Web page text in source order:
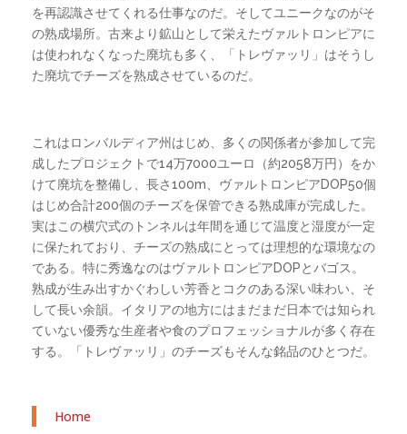
を再認識させてくれる仕事なのだ。そしてユニークなのがそ
の熟成場所。古来より鉱山として栄えたヴァルトロンピアに
は使われなくなった廃坑も多く、「トレヴァッリ」はそうし
た廃坑でチーズを熟成させているのだ。
これはロンバルディア州はじめ、多くの関係者が参加して完
成したプロジェクトで14万7000ユーロ（約2058万円）をか
けて廃坑を整備し、長さ100m、ヴァルトロンピアDOP50個
はじめ合計200個のチーズを保管できる熟成庫が完成した。
実はこの横穴式のトンネルは年間を通じて温度と湿度が一定
に保たれており、チーズの熟成にとっては理想的な環境なの
である。特に秀逸なのはヴァルトロンピアDOPとバゴス。
熟成が生み出すかぐわしい芳香とコクのある深い味わい、そ
して長い余韻。イタリアの地方にはまだまだ日本では知られ
ていない優秀な生産者や食のプロフェッショナルが多く存在
する。「トレヴァッリ」のチーズもそんな銘品のひとつだ。
Home